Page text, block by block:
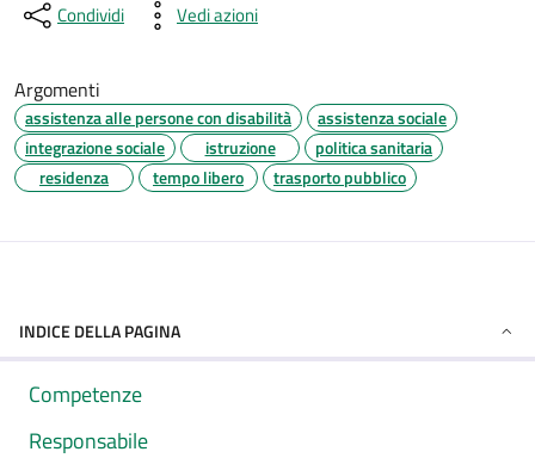
Condividi Vedi azioni
Argomenti
assistenza alle persone con disabilità
assistenza sociale
integrazione sociale
istruzione
politica sanitaria
residenza
tempo libero trasporto pubblico
INDICE DELLA PAGINA
Competenze
Responsabile